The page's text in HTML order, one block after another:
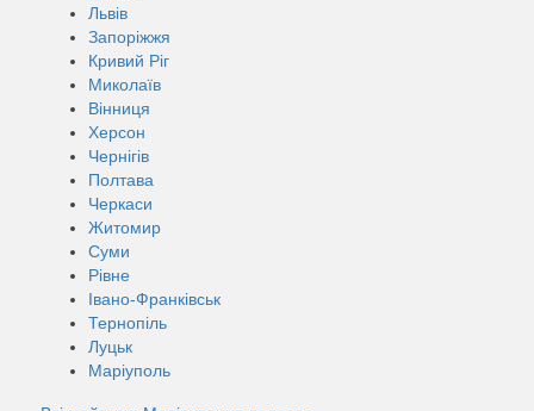
Львів
Запоріжжя
Кривий Ріг
Миколаїв
Вінниця
Херсон
Чернігів
Полтава
Черкаси
Житомир
Суми
Рівне
Івано-Франківськ
Тернопіль
Луцьк
Маріуполь